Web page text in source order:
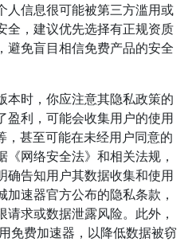
人信息很可能被第三方滥用或
全，建议优先选择有正规资质
避免盲目相信免费产品的安全
本时，你应注意其隐私政策的
盈利，可能会收集用户的使用
，甚至可能在未经用户同意的
网络安全法》和相关法规，
确告知用户其数据收集和使用
速器官方公布的隐私条款，
求或数据泄露风险。此外，
免费加速器，以降低数据被窃